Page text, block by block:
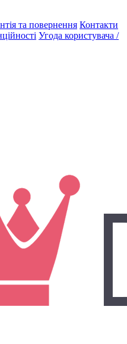
та повернення Контакти
Угода користувача /